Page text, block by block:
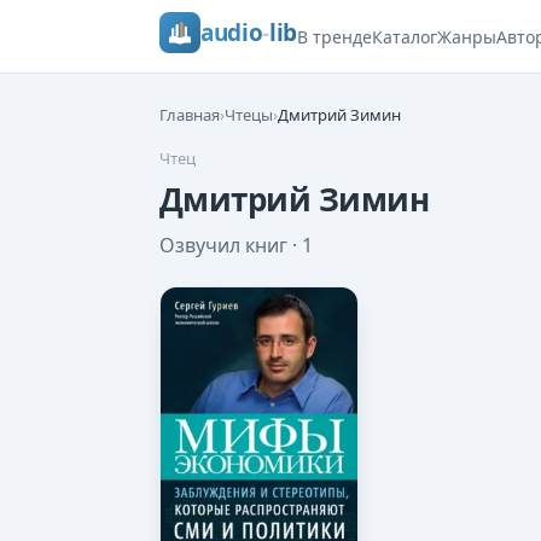
audio-libВ трендеКаталогЖанры
Главная›Чтецы›Дмитрий Зимин
Чтец
Дмитрий Зимин
Озвучил книг · 1